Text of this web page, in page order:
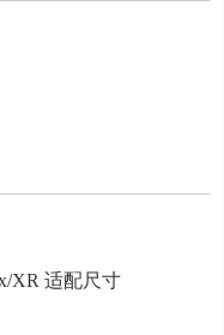
XR 适配尺寸